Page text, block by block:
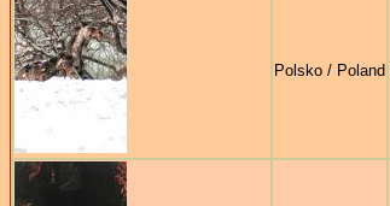
Polsko / Poland